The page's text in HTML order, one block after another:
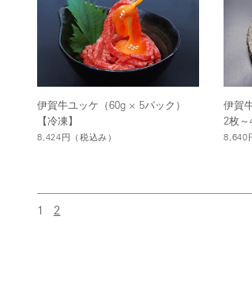
伊賀牛ユッケ（60g × 5パック）
【冷凍】
8,424円 （税込み）
伊賀
2枚～
8,640
1 2